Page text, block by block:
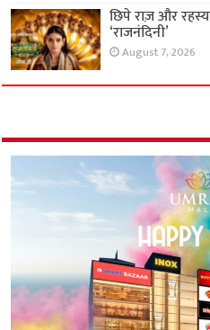
छिपे राज़ और
‘राजनंदिनी’
August 7, 2026